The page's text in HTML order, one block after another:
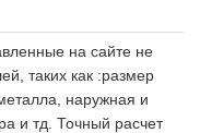
на сайте не
таких как :размер
наружная и
и тд. Точный расчет